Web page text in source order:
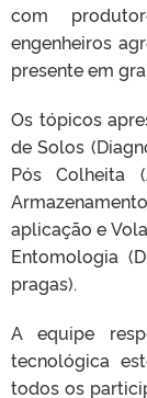
com
engenheiros
presente em
Os tópicos
de Solos
Pós Colheita
aplicação e
Entomologia
pragas).
A equipe
tecnológica
todos os